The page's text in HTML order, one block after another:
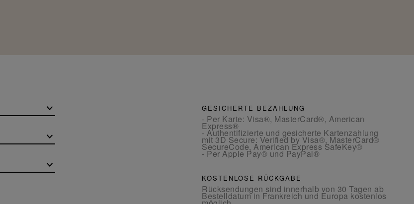
GESICHERTE BEZAHLUNG
- Per Karte: Visa®, MasterCard®, American
Express®
- Authentifizierte und gesicherte Kartenzahlung
mit 3D Secure: Verified by Visa®, MasterCard®
SecureCode, American Express SafeKey®
- Per Apple Pay® und PayPal®
KOSTENLOSE RÜCKGABE
Rücksendungen sind innerhalb von 30 Tagen ab
Bestelldatum in Frankreich und Europa kostenlos